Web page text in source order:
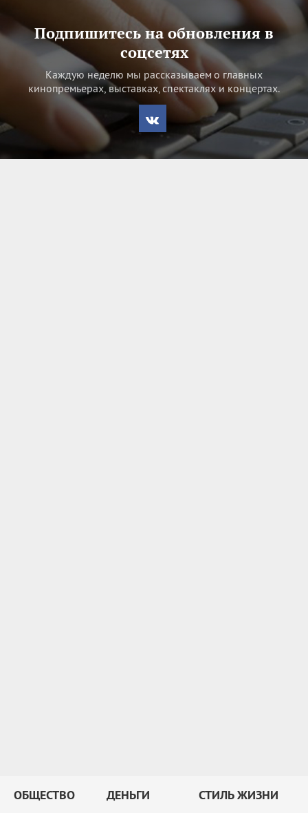
Подпишитесь на обновления в
соцсетях
Каждую неделю мы рассказываем о главных
кинопремьерах, выставках, спектаклях и концертах.
ОБЩЕСТВО ДЕНЬГИ СТИЛЬ ЖИЗНИ